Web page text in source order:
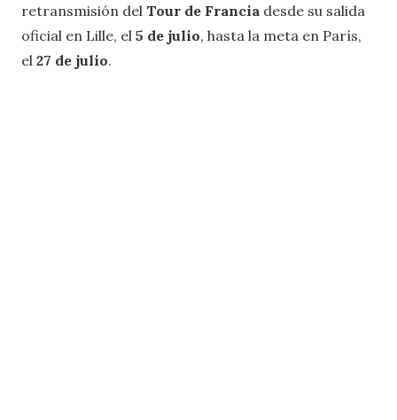
retransmisión del Tour de Francia desde su salida
oficial en Lille, el 5 de julio, hasta la meta en París,
el 27 de julio.